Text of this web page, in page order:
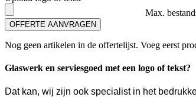
Max.
OFFERTE AANVRAGEN
Nog geen artikelen in de offertelijst. Voeg eerst
Glaswerk en serviesgoed met een logo of tekst?
Dat kan, wij zijn ook specialist in het